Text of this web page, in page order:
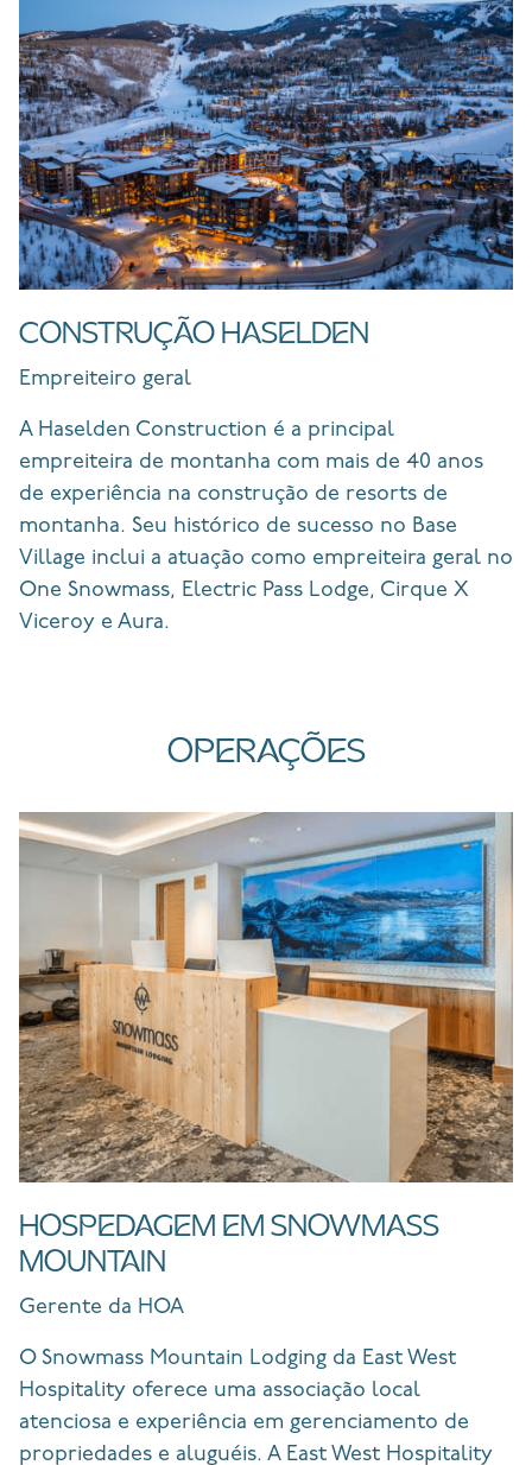
CONSTRUÇÃO HASELDEN
Empreiteiro geral
A Haselden Construction é a principal
empreiteira de montanha com mais de 40 anos
de experiência na construção de resorts de
montanha. Seu histórico de sucesso no Base
Village inclui a atuação como empreiteira geral no
One Snowmass, Electric Pass Lodge, Cirque X
Viceroy e Aura.
OPERAÇÕES
HOSPEDAGEM EM SNOWMASS
MOUNTAIN
Gerente da HOA
O Snowmass Mountain Lodging da East West
Hospitality oferece uma associação local
atenciosa e experiência em gerenciamento de
propriedades e aluguéis. A East West Hospitality